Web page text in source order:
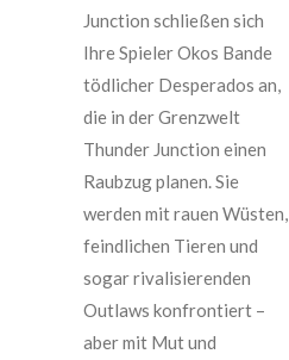
Junction schließen sich
Ihre Spieler Okos Bande
tödlicher Desperados an,
die in der Grenzwelt
Thunder Junction einen
Raubzug planen. Sie
werden mit rauen Wüsten,
feindlichen Tieren und
sogar rivalisierenden
Outlaws konfrontiert –
aber mit Mut und